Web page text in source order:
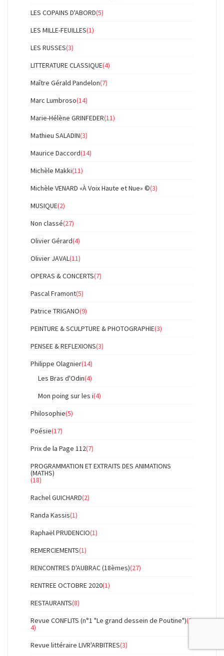
LES COPAINS D'ABORD(5)
LES MILLE-FEUILLES(1)
LES RUSSES(3)
LITTERATURE CLASSIQUE(4)
Maître Gérald Pandelon(7)
Marc Lumbroso(14)
Marie-Hélène GRINFEDER(11)
Mathieu SALADIN(3)
Maurice Daccord(14)
Michèle Makki(11)
Michèle VENARD «À Voix Haute et Nue» ©(3)
MUSIQUE(2)
Non classé(27)
Olivier Gérard(4)
Olivier JAVAL(11)
OPERAS & CONCERTS(7)
Pascal Framont(5)
Patrice TRIGANO(9)
PEINTURE & SCULPTURE & PHOTOGRAPHIE(3)
PENSEE & REFLEXIONS(3)
Philippe Olagnier(14)
Les Bras d'Odin(4)
Mon poing sur les i(4)
Philosophie(5)
Poésie(17)
Prix de la Page 112(7)
PROGRAMMATION ET EXTRAITS DES ANIMATIONS
(MATHS)
(18)
Rachel GUICHARD(2)
Randa Kassis(1)
Raphaël PRUDENCIO(1)
REMERCIEMENTS(1)
RENCONTRES D'AUBRAC (18èmes)(27)
RENTREE OCTOBRE 2020(1)
RESTAURANTS(8)
Revue CONFLITS (n°1 "Le grand dessein de Poutine")(3
4)
Revue littéraire LIVR'ARBITRES(3)